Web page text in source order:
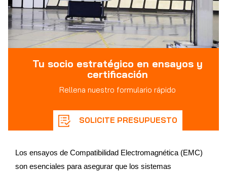
Tu socio estratégico en ensayos y
certificación
Rellena nuestro formulario rápido
SOLICITE PRESUPUESTO
Los ensayos de Compatibilidad Electromagnética (EMC)
son esenciales para asegurar que los sistemas